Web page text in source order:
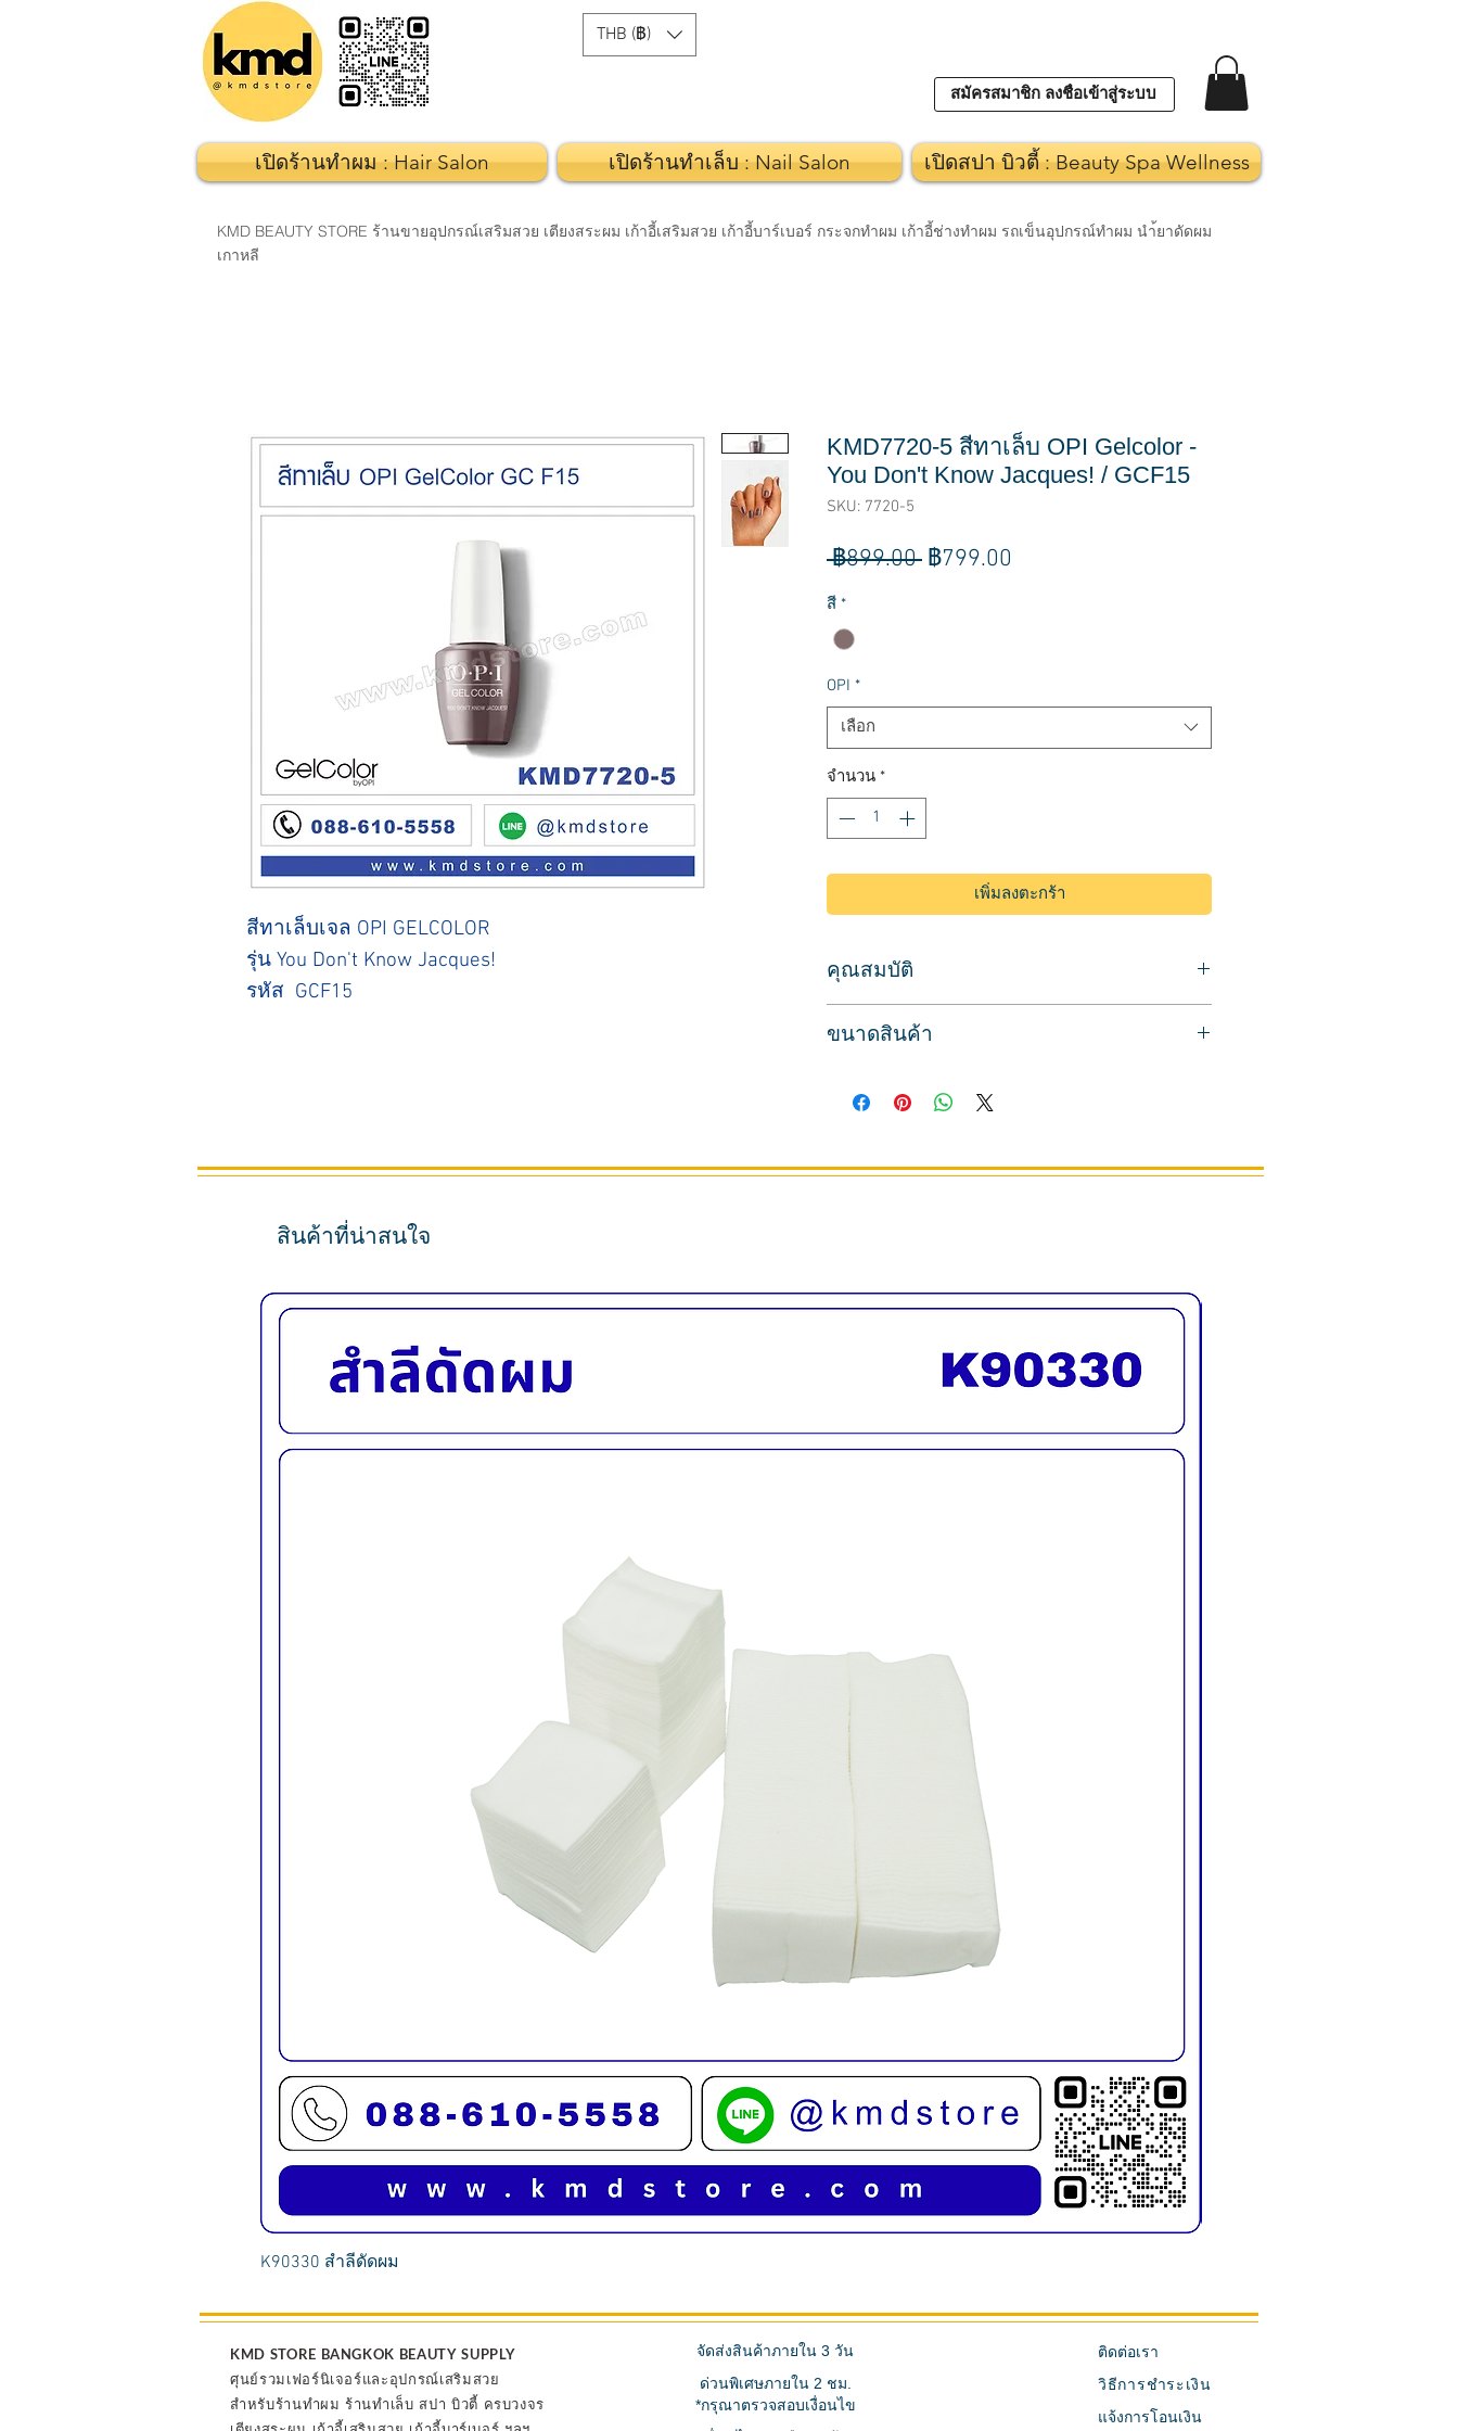
THB (฿)
สมัครสมาชิก ลงชื่อเข้าสู่ระบบ
เปิดร้านทำผม : Hair Salon เปิดร้านทำเล็บ : Nail Salon เปิดสปา บิวตี้ : Beauty Spa Wellness
KMD BEAUTY STORE ร้านขายอุปกรณ์เสริมสวย เตียงสระผม เก้าอี้เสริมสวย เก้าอี้บาร์เบอร์ กระจกทำผม เก้าอี้ช่างทำผม รถเข็นอุปกรณ์ทำผม นำ้ยาดัดผม
เกาหลี
สีทาเล็บเจล OPI GELCOLOR
รุ่น You Don't Know Jacques!
รหัส GCF15
KMD7720-5 สีทาเล็บ OPI Gelcolor -
You Don't Know Jacques! / GCF15
SKU: 7720-5
฿899.00 ราคา
฿799.00
สี *
OPI *
เลือก
จำนวน *
เพิ่มลงตะกร้า
คุณสมบัติ
รุ่น OPI GELCOLOR สีทาเล็บเจล โทนสี น้ำตาล
ขนาดสินค้า
สินค้านำเข้าจากประเทศอเมริกา
สินค้าที่น่าสนใจ
K90330 สำลีดัดผม
KMD STORE BANGKOK BEAUTY SUPPLY
ศุนย์รวมเฟอร์นิเจอร์และอุปกรณ์เสริมสวย
สำหรับร้านทำผม ร้านทำเล็บ สปา บิวตี้ ครบวงจร
จัดส่งสินค้าภายใน 3 วัน
ด่วนพิเศษภายใน 2 ชม.
*กรุณาตรวจสอบเงื่อนไข
ติดต่อเรา
วิธีการชำระเงิน
แจ้งการโอนเงิน